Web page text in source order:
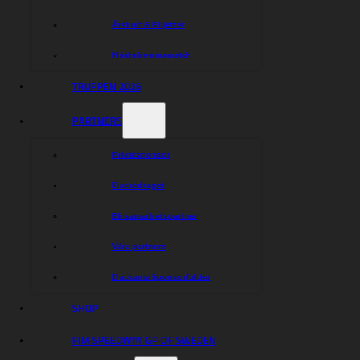
Årskort & Biljetter
Nästa hemmamatch
TRUPPEN 2026
PARTNERS
Privatsponsor
Dackedraget
Bli samarbetspartner
Våra partners
Dackarna Sponsorfolder
SHOP
FIM SPEEDWAY GP OF SWEDEN
Rasmus Jensen 1,819
Avon Van Dyck 0,500
Dela nyheten: